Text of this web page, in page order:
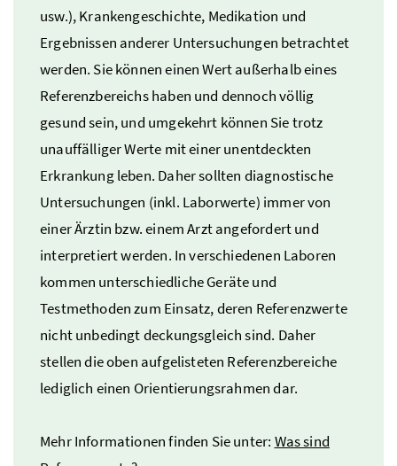
usw.), Krankengeschichte, Medikation und
Ergebnissen anderer Untersuchungen betrachtet
werden. Sie können einen Wert außerhalb eines
Referenzbereichs haben und dennoch völlig
gesund sein, und umgekehrt können Sie trotz
unauffälliger Werte mit einer unentdeckten
Erkrankung leben. Daher sollten diagnostische
Untersuchungen (inkl. Laborwerte) immer von
einer Ärztin bzw.einem Arzt angefordert und
interpretiert werden. In verschiedenen Laboren
kommen unterschiedliche Geräte und
Testmethoden zum Einsatz, deren Referenzwerte
nicht unbedingt deckungsgleich sind. Daher
stellen die oben aufgelisteten Referenzbereiche
lediglich einen Orientierungsrahmen dar.
Mehr Informationen finden Sie unter: Was sind